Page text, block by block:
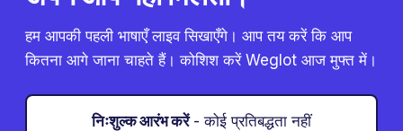
हम आपकी पहली भाषाएँ लाइव सिखाएँगे। आप तय करें कि आप
कितना आगे जाना चाहते हैं। कोशिश करें Weglot आज मुफ्त में।
निःशुल्क आरंभ करें- कोई प्रतिबद्धता नहीं